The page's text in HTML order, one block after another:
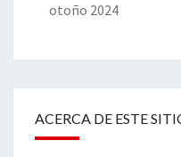
otoño 2024
ACERCA DE ESTE